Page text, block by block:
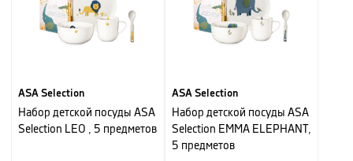
ASA Selection
Набор детской посуды ASA
Selection LEO , 5 предметов
ASA Selection
Набор детской посуды ASA
Selection EMMA ELEPHANT,
5 предметов